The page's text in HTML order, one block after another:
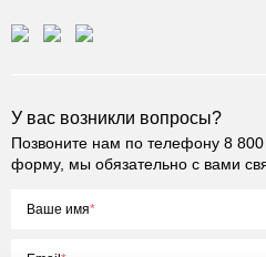
У вас возникли вопросы?
Позвоните нам по телефону 8
форму, мы обязательно с вами
Ваше имя